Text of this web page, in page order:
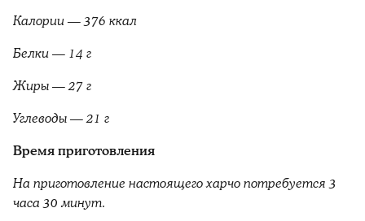
Калории — 376 ккал
Белки — 14 г
Жиры — 27 г
Углеводы — 21 г
Время приготовления
На приготовление настоящего харчо потребуется 3
часа 30 минут.